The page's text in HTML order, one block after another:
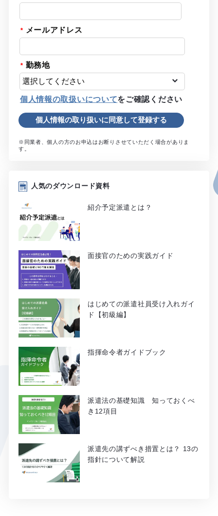
メールアドレス
勤務地
個人情報の取扱いについてをご確認ください
※同業者、個人の方のお申込はお断りさせていただく場合がありま
す。
人気のダウンロード資料
紹介予定派遣とは？
面接官のための実践ガイド
はじめての派遣社員受け入れガイ
ド【初級編】
指揮命令者ガイドブック
派遣法の基礎知識 知っておくべ
き12項目
派遣先の講ずべき措置とは？ 13の
指針について解説